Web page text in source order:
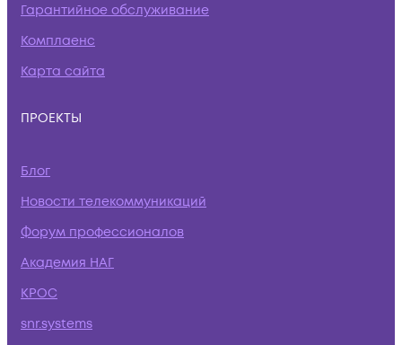
Гарантийное обслуживание
Комплаенс
Карта сайта
ПРОЕКТЫ
Блог
Новости телекоммуникаций
Форум профессионалов
Академия НАГ
КРОС
snr.systems